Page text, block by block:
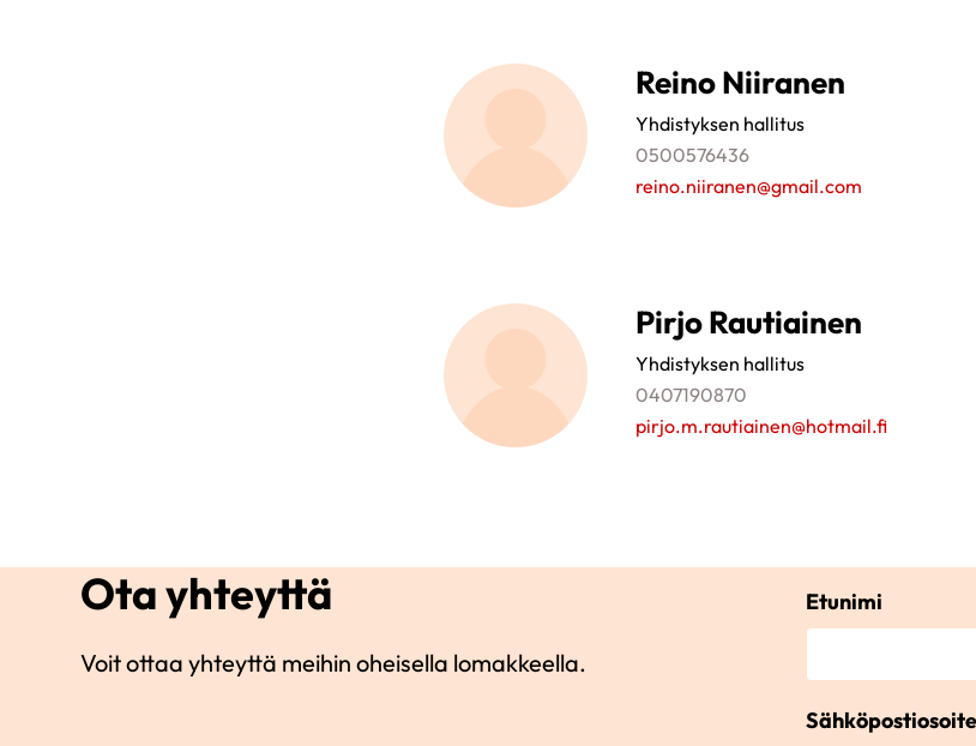
Reino Niiranen
Yhdistyksen hallitus
0500576436
reino.niiranen@gmail.com
Pirjo Rautiainen
Yhdistyksen hallitus
0407190870
pirjo.m.rautiainen@hotmail.fi
Ota yhteyttä
Voit ottaa yhteyttä meihin oheisella lomakkeella.
Etunimi
Sähköpostiosoite